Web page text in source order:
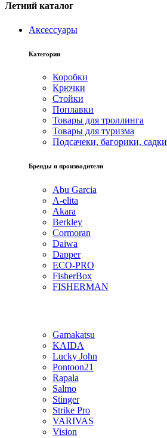
Летний каталог
Аксессуары
Категории
Коробки
Крючки
Стойки
Поплавки
Товары для троллинга
Товары для туризма
Подсачеки, багорики, садки
Бренды и производители
Abu Garcia
A-elita
Akara
Berkley
Cormoran
Daiwa
Dapper
ECO-PRO
FisherBox
FISHERMAN
Gamakatsu
KAIDA
Lucky John
Pontoon21
Rapala
Salmo
Stinger
Strike Pro
VARIVAS
Vision